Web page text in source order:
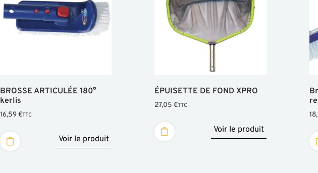
BROSSE ARTICULÉE 180°
kerlis
16,59€TTC
Voir le produit
ÉPUISETTE DE FOND XPRO
27,05€TTC
Voir le produit